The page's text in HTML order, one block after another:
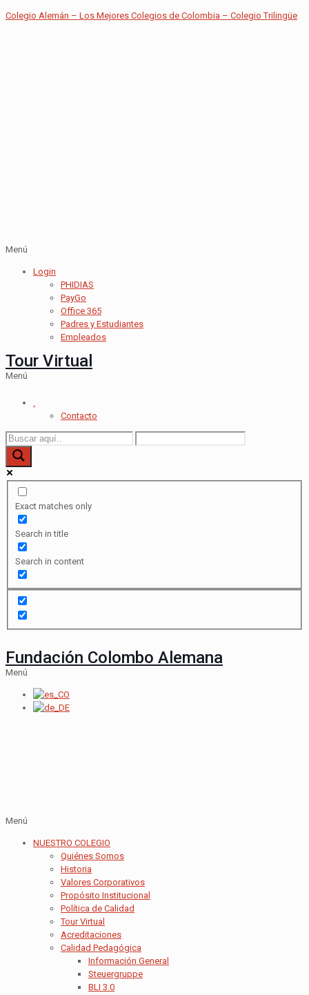
Colegio Alemán – Los Mejores Colegios de Colombia – Colegio Trilingüe
Menú
Login
PHIDIAS
PayGo
Office 365
Padres y Estudiantes
Empleados
Tour Virtual
Menú
.
Contacto
Exact matches only
Search in title
Search in content
Fundación Colombo Alemana
Menú
Menú
NUESTRO COLEGIO
Quiénes Somos
Historia
Valores Corporativos
Propósito Institucional
Política de Calidad
Tour Virtual
Acreditaciones
Calidad Pedagógica
Información General
Steuergruppe
BLI 3.0